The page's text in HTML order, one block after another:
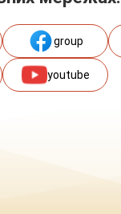
group
youtube